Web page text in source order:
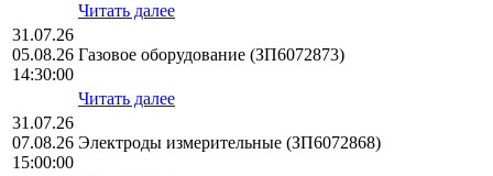
Читать далее
31.07.26
05.08.26
14:30:00
Газовое оборудование (ЗП6072873)
Читать далее
31.07.26
07.08.26
15:00:00
Электроды измерительные (ЗП6072868)